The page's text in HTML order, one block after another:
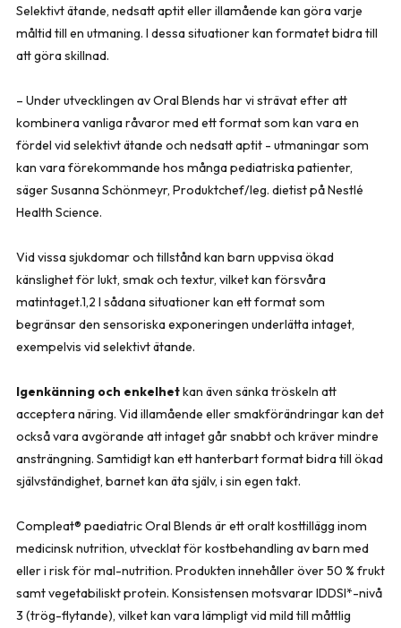
Selektivt ätande, nedsatt aptit eller illamående kan göra varje
måltid till en utmaning. I dessa situationer kan formatet bidra till
att göra skillnad.
– Under utvecklingen av Oral Blends har vi strävat efter att
kombinera vanliga råvaror med ett format som kan vara en
fördel vid selektivt ätande och nedsatt aptit - utmaningar som
kan vara förekommande hos många pediatriska patienter,
säger Susanna Schönmeyr, Produktchef/leg. dietist på Nestlé
Health Science.
Vid vissa sjukdomar och tillstånd kan barn uppvisa ökad
känslighet för lukt, smak och textur, vilket kan försvåra
matintaget.1,2 I sådana situationer kan ett format som
begränsar den sensoriska exponeringen underlätta intaget,
exempelvis vid selektivt ätande.
Igenkänning och enkelhetkan även sänka tröskeln att
acceptera näring. Vid illamående eller smakförändringar kan det
också vara avgörande att intaget går snabbt och kräver mindre
ansträngning. Samtidigt kan ett hanterbart format bidra till ökad
självständighet, barnet kan äta själv, i sin egen takt.
Compleat® paediatric Oral Blends är ett oralt kosttillägg inom
medicinsk nutrition, utvecklat för kostbehandling av barn med
eller i risk för mal-nutrition. Produkten innehåller över 50 % frukt
samt vegetabiliskt protein. Konsistensen motsvarar IDDSI*-nivå
3 (trög-flytande), vilket kan vara lämpligt vid mild till måttlig